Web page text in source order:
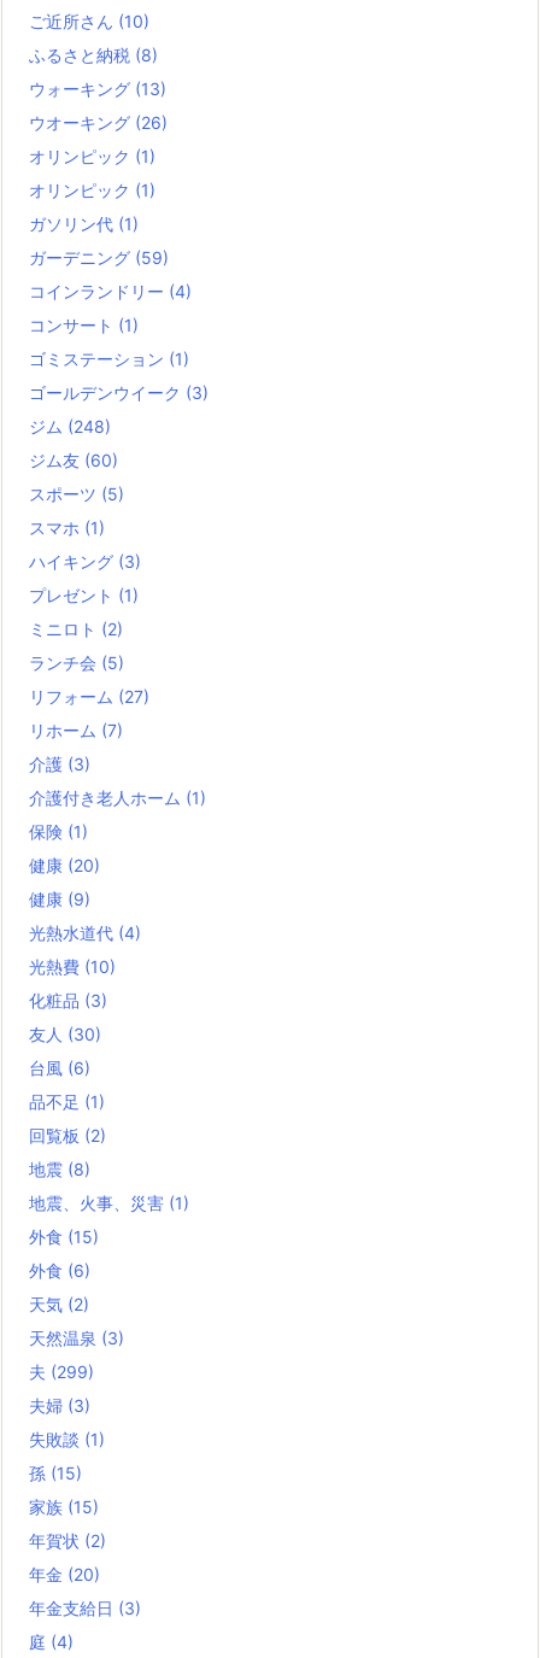
ご近所さん (10)
ふるさと納税 (8)
ウォーキング (13)
ウオーキング (26)
オリンピック (1)
オリンピック (1)
ガソリン代 (1)
ガーデニング (59)
コインランドリー (4)
コンサート (1)
ゴミステーション (1)
ゴールデンウイーク (3)
ジム (248)
ジム友 (60)
スポーツ (5)
スマホ (1)
ハイキング (3)
プレゼント (1)
ミニロト (2)
ランチ会 (5)
リフォーム (27)
リホーム (7)
介護 (3)
介護付き老人ホーム (1)
保険 (1)
健康 (20)
健康 (9)
光熱水道代 (4)
光熱費 (10)
化粧品 (3)
友人 (30)
台風 (6)
品不足 (1)
回覧板 (2)
地震 (8)
地震、火事、災害 (1)
外食 (15)
外食 (6)
天気 (2)
天然温泉 (3)
夫 (299)
夫婦 (3)
失敗談 (1)
孫 (15)
家族 (15)
年賀状 (2)
年金 (20)
年金支給日 (3)
庭 (4)